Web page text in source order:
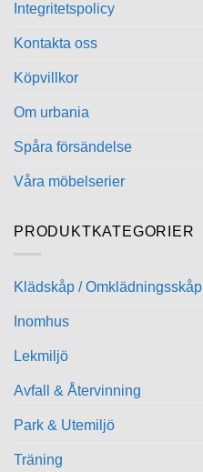
Integritetspolicy
Kontakta oss
Köpvillkor
Om urbania
Spåra försändelse
Våra möbelserier
PRODUKTKATEGORIER
Klädskåp / Omklädningsskåp
Inomhus
Lekmiljö
Avfall & Återvinning
Park & Utemiljö
Träning